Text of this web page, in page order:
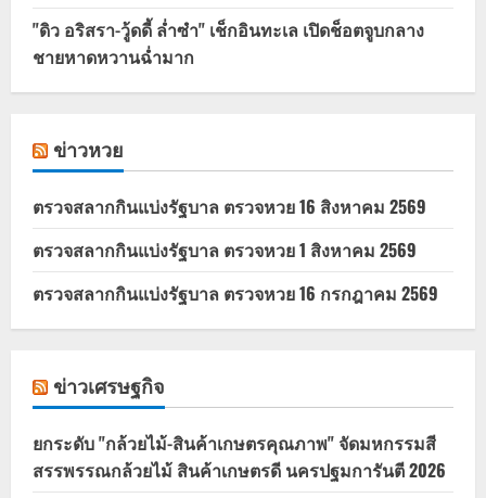
"ดิว อริสรา-วู้ดดี้ ล่ำซำ" เช็กอินทะเล เปิดช็อตจูบกลาง
ชายหาดหวานฉ่ำมาก
ข่าวหวย
ตรวจสลากกินแบ่งรัฐบาล ตรวจหวย 16 สิงหาคม 2569
ตรวจสลากกินแบ่งรัฐบาล ตรวจหวย 1 สิงหาคม 2569
ตรวจสลากกินแบ่งรัฐบาล ตรวจหวย 16 กรกฎาคม 2569
ข่าวเศรษฐกิจ
ยกระดับ "กล้วยไม้-สินค้าเกษตรคุณภาพ" จัดมหกรรมสี
สรรพรรณกล้วยไม้ สินค้าเกษตรดี นครปฐมการันตี 2026